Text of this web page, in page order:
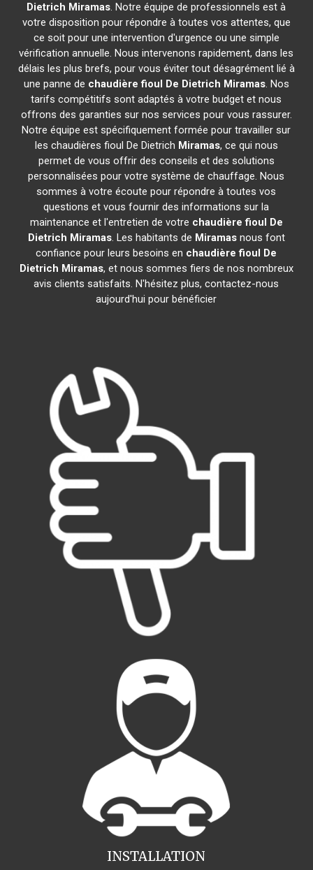
Dietrich Miramas. Notre équipe de professionnels est à
votre disposition pour répondre à toutes vos attentes, que
ce soit pour une intervention d'urgence ou une simple
vérification annuelle. Nous intervenons rapidement, dans les
délais les plus brefs, pour vous éviter tout désagrément lié à
une panne de chaudière fioul De Dietrich Miramas. Nos
tarifs compétitifs sont adaptés à votre budget et nous
offrons des garanties sur nos services pour vous rassurer.
Notre équipe est spécifiquement formée pour travailler sur
les chaudières fioul De Dietrich Miramas, ce qui nous
permet de vous offrir des conseils et des solutions
personnalisées pour votre système de chauffage. Nous
sommes à votre écoute pour répondre à toutes vos
questions et vous fournir des informations sur la
maintenance et l'entretien de votre chaudière fioul De
Dietrich Miramas. Les habitants de Miramasnous font
confiance pour leurs besoins en chaudière fioul De
Dietrich Miramas, et nous sommes fiers de nos nombreux
avis clients satisfaits. N'hésitez plus, contactez-nous
aujourd'hui pour bénéficier
INSTALLATION